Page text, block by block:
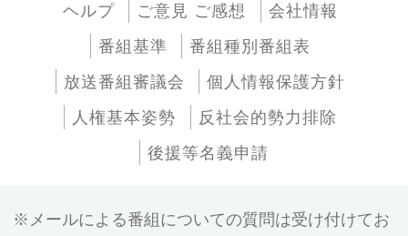
ヘルプ ご意見 ご感想
会社情報
番組基準
番組種別番組表
放送番組審議会
個人情報保護方針
人権基本姿勢
反社会的勢力排除
後援等名義申請
メールによる番組についての質問は受け付けてお